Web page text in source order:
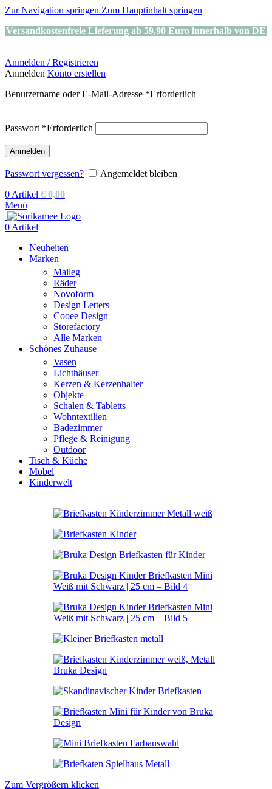
Zur Navigation springen Zum Hauptinhalt springen
Versandkostenfreie Lieferung ab 59,90 Euro innerhalb von DE
Anmelden / Registrieren
Anmelden Konto erstellen
Benutzername oder E-Mail-Adresse *Erforderlich
Passwort *Erforderlich
Anmelden
Passwort vergessen?
Angemeldet bleiben
0 Artikel € 0,00
Menü
0 Artikel
Neuheiten
Marken
Maileg
Räder
Novoform
Design Letters
Cooee Design
Storefactory
Alle Marken
Schönes Zuhause
Vasen
Lichthäuser
Kerzen & Kerzenhalter
Objekte
Schalen & Tabletts
Wohntextilien
Badezimmer
Pflege & Reinigung
Outdoor
Tisch & Küche
Möbel
Kinderwelt
Zum Vergrößern klicken